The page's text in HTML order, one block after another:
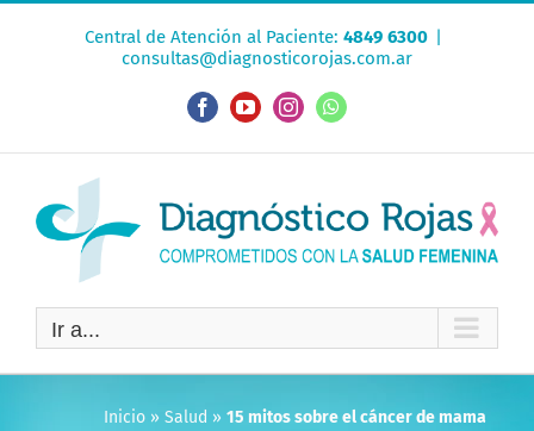
Central de Atención al Paciente: 4849 6300 |
consultas@diagnosticorojas.com.ar
FacebookYouTubeInstagramWhatsApp
Ir a...
Inicio » Salud » 15 mitos sobre el cáncer de mama